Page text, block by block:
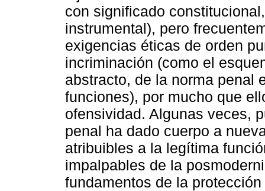
con significado
instrumental), pero
exigencias éticas de orden
incriminación (como el
abstracto, de la norma penal
funciones), por mucho que
ofensividad. Algunas veces,
penal ha dado cuerpo a
atribuibles a la legítima
impalpables de la
fundamentos de la